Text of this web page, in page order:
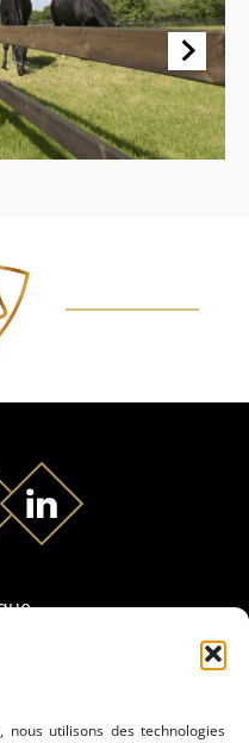
utilisons des technologies